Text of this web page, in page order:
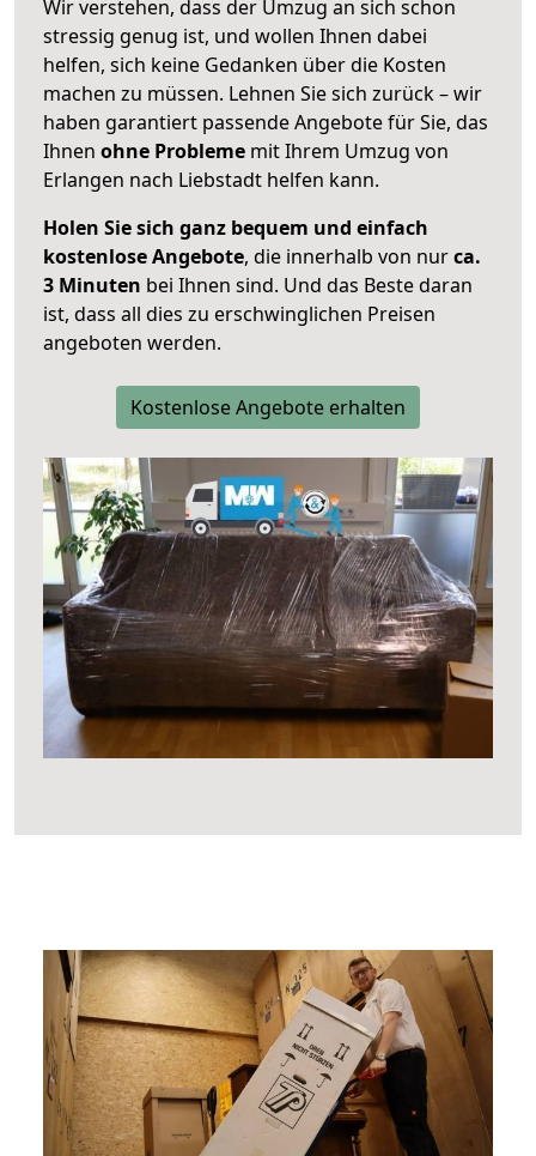
Wir verstehen, dass der Umzug an sich schon
stressig genug ist, und wollen Ihnen dabei
helfen, sich keine Gedanken über die Kosten
machen zu müssen. Lehnen Sie sich zurück – wir
haben garantiert passende Angebote für Sie, das
Ihnen ohne Probleme mit Ihrem Umzug von
Erlangen nach Liebstadt helfen kann.
Holen Sie sich ganz bequem und einfach
kostenlose Angebote, die innerhalb von nurca.
3 Minuten bei Ihnen sind. Und das Beste daran
ist, dass all dies zu erschwinglichen Preisen
angeboten werden.
Kostenlose Angebote erhalten